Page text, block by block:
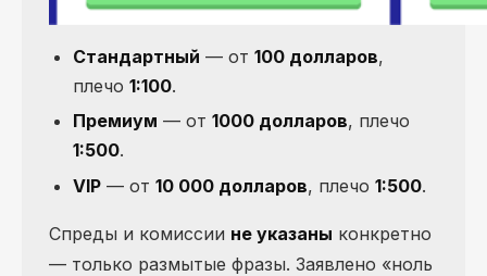
Стандартный — от 100 долларов,
плечо 1:100.
Премиум — от 1000 долларов, плечо
1:500.
VIP — от 10 000 долларов, плечо 1:500.
Спреды и комиссии не указаны конкретно
— только размытые фразы. Заявлено «ноль